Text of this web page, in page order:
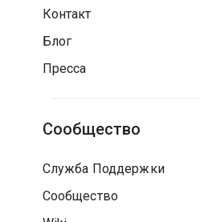
Контакт
Блог
Пресса
Сообщество
Служба Поддержки
Сообщество